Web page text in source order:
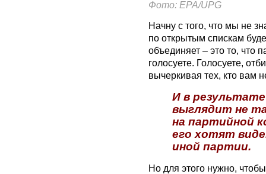
Фото: EPA/UPG
Начну с того, что мы не
по открытым спискам
объединяет – это то, что
голосуете. Голосуете,
вычеркивая тех, кто вам
И в
выглядит не
на партийной
его хотят
иной партии.
Но для этого нужно,